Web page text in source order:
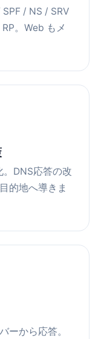
/ NS / SRV
。Web もメ
。DNS応答の改
的地へ導きま
ーから応答。